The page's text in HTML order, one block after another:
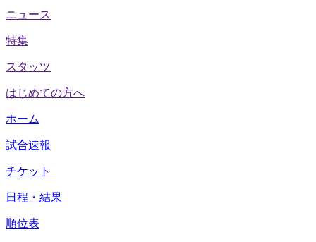
ニュース
特集
スタッツ
はじめての方へ
ホーム
試合速報
チケット
日程・結果
順位表